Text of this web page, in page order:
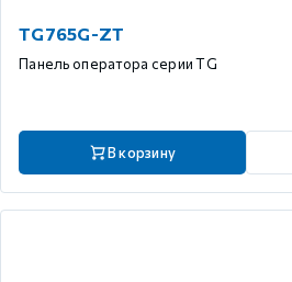
TG765G-ZT
Панель оператора серии TG
В корзину